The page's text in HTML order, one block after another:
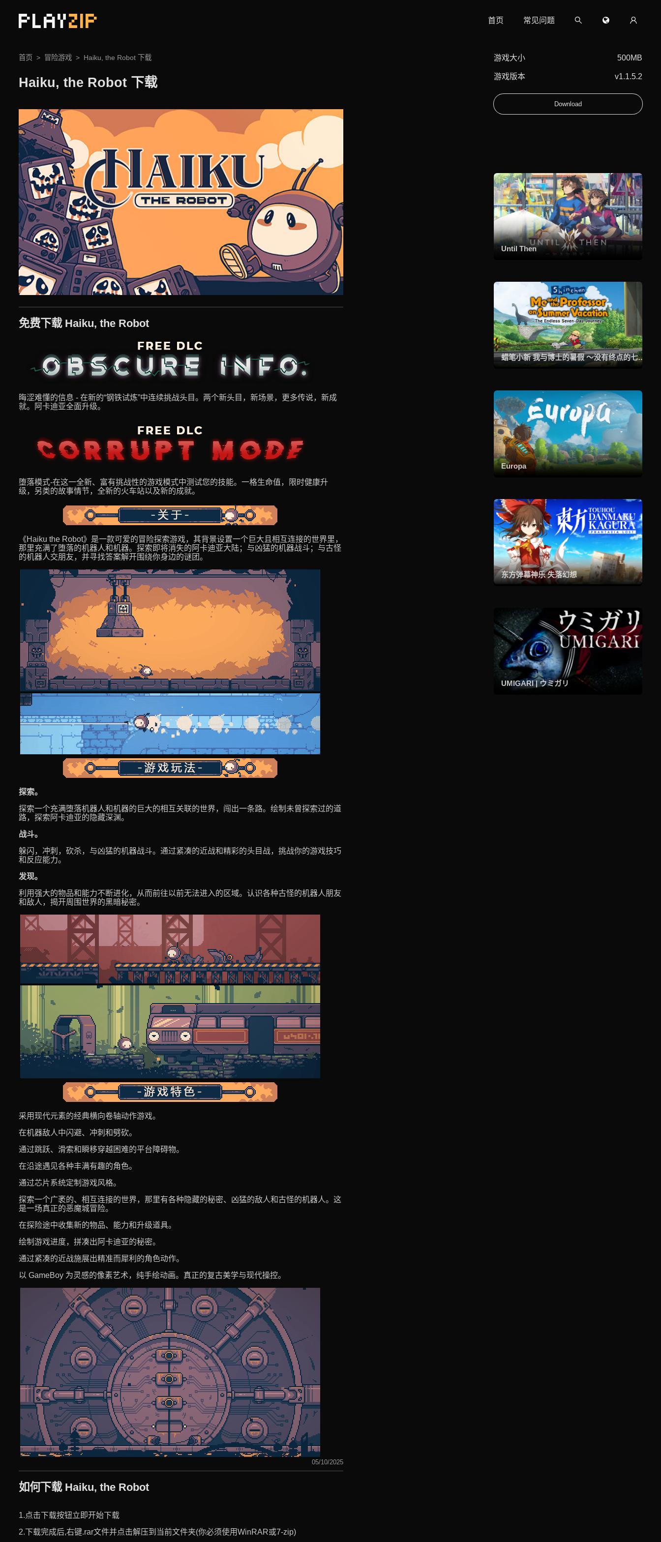
PLAYZIP 首页 常见问题
首页 冒险游戏 Haiku, the Robot 下载
Haiku, the Robot 下载
免费下载 Haiku, the Robot
晦涩难懂的信息 - 在新的“钢铁试炼”中连续挑战头目。两个新头目，新场景，更多传说，新成
就。阿卡迪亚全面升级。
堕落模式-在这一全新、富有挑战性的游戏模式中测试您的技能。一格生命值，限时健康升
级，另类的故事情节，全新的火车站以及新的成就。
《Haiku the Robot》是一款可爱的冒险探索游戏，其背景设置一个巨大且相互连接的世界里，
那里充满了堕落的机器人和机器。探索即将消失的阿卡迪亚大陆；与凶猛的机器战斗；与古怪
的机器人交朋友，并寻找答案解开围绕你身边的谜团。
探索。
探索一个充满堕落机器人和机器的巨大的相互关联的世界，闯出一条路。绘制未曾探索过的道
路，探索阿卡迪亚的隐藏深渊。
战斗。
躲闪，冲刺，砍杀，与凶猛的机器战斗。通过紧凑的近战和精彩的头目战，挑战你的游戏技巧
和反应能力。
发现。
利用强大的物品和能力不断进化，从而前往以前无法进入的区域。认识各种古怪的机器人朋友
和敌人，揭开周围世界的黑暗秘密。
采用现代元素的经典横向卷轴动作游戏。
在机器敌人中闪避、冲刺和劈砍。
通过跳跃、滑索和瞬移穿越困难的平台障碍物。
在沿途遇见各种丰满有趣的角色。
通过芯片系统定制游戏风格。
探索一个广袤的、相互连接的世界，那里有各种隐藏的秘密、凶猛的敌人和古怪的机器人。这
是一场真正的恶魔城冒险。
在探险途中收集新的物品、能力和升级道具。
绘制游戏进度，拼凑出阿卡迪亚的秘密。
通过紧凑的近战施展出精准而犀利的角色动作。
以 GameBoy 为灵感的像素艺术，纯手绘动画。真正的复古美学与现代操控。
05/10/2025
如何下载 Haiku, the Robot
1.点击下载按钮立即开始下载
2.下载完成后,右键.rar文件并点击解压到当前文件夹(你必须使用WinRAR或7-zip)
游戏大小 500MB
游戏版本 v1.1.5.2
Download
Until Then
蜡笔小新 我与博士的暑假 ～没有终点的七日之旅～
Europa
东方弹幕神乐 失落幻想
UMIGARI | ウミガリ